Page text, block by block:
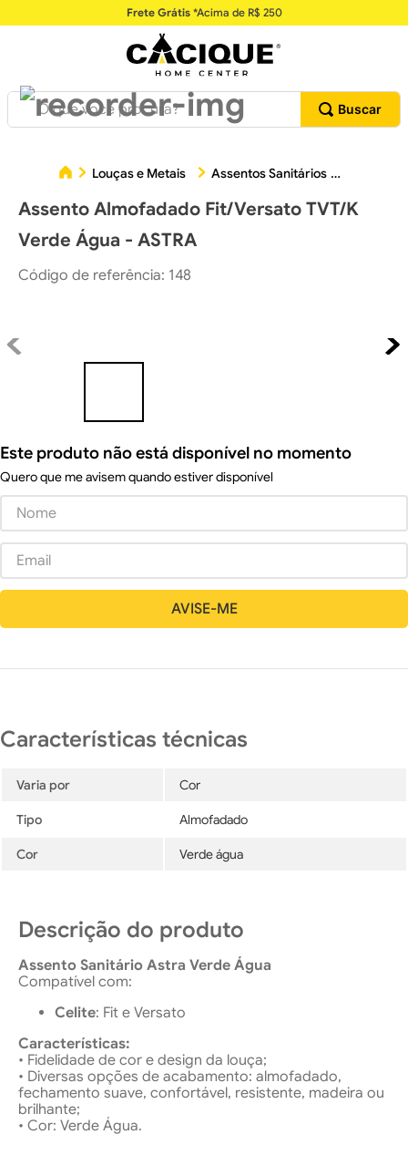
Frete Grátis*Acima de R$ 250
O que você procura?
Louças e Metais Assentos Sanitários
Assento Almofadado Fit/Versato TVT/K
Verde Água - ASTRA
Código de referência: 148
Este produto não está disponível no momento
Quero que me avisem quando estiver disponível
Varia por Cor
Tipo Almofadado
Cor Verde água
Descrição do produto
Assento Sanitário Astra Verde Água
Compatível com:
Celite: Fit e Versato
Características:
• Fidelidade de cor e design da louça;
• Diversas opções de acabamento: almofadado,
fechamento suave, confortável, resistente, madeira ou
brilhante;
• Cor: Verde Água.